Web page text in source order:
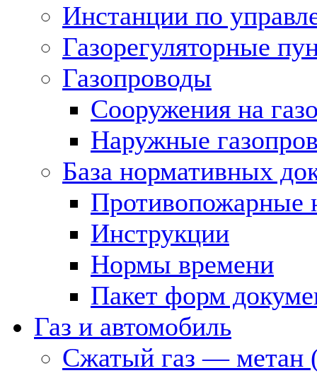
Инстанции по
Газорегуляторные
Газопроводы
Сооружения на
Наружные
База нормативных
Противопожарные
Инструкции
Нормы времени
Пакет форм
Газ и автомобиль
Сжатый газ — метан